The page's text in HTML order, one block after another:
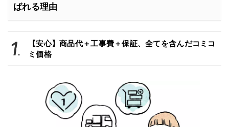
ばれる理由
【安心】商品代＋工事費＋保証、全てを含んだコミコ
ミ価格